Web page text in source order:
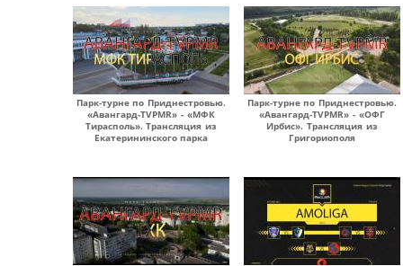
Парк-турне по Приднестровью.
«Авангард-TVPMR» - «МФК
Тирасполь». Трансляция из
Екатерининского парка
Парк-турне по Приднестровью.
«Авангард-TVPMR» - «ОФГ
Ирбис». Трансляция из
Григориополя